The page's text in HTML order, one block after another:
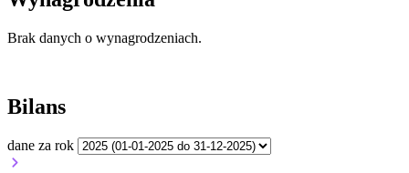
Brak danych o wynagrodzeniach.
Bilans
dane za rok